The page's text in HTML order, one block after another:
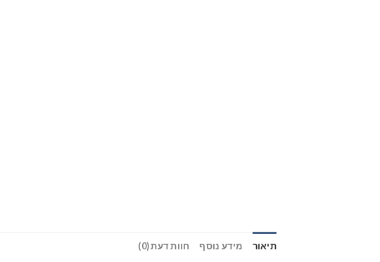
תיאור מידע נוסף חוות דעת (0)